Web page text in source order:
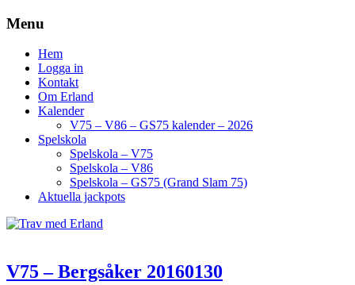
Menu
Hem
Logga in
Kontakt
Om Erland
Kalender
V75 – V86 – GS75 kalender – 2026
Spelskola
Spelskola – V75
Spelskola – V86
Spelskola – GS75 (Grand Slam 75)
Aktuella jackpots
V75 – Bergsåker 20160130